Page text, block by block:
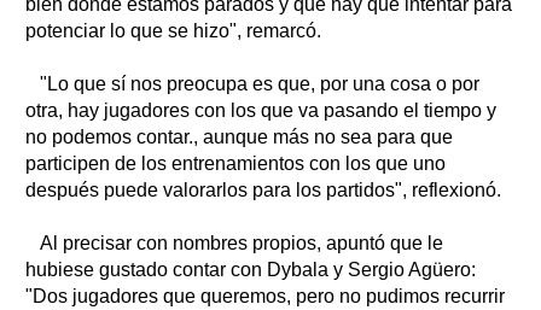
potenciar lo que se hizo", remarcó.
"Lo que sí nos preocupa es que, por una cosa o por
otra, hay jugadores con los que va pasando el tiempo y
no podemos contar., aunque más no sea para que
participen de los entrenamientos con los que uno
después puede valorarlos para los partidos", reflexionó.
Al precisar con nombres propios, apuntó que le
hubiese gustado contar con Dybala y Sergio Agüero:
"Dos jugadores que queremos, pero no pudimos recurrir